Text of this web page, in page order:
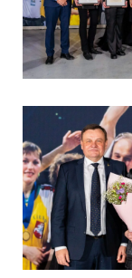
DSC00277-
68-
1-
scaled